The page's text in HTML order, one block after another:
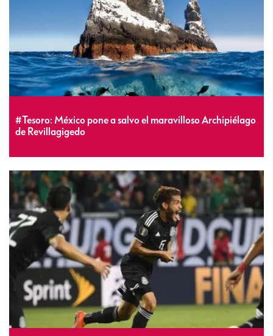
#Tesoro: México pone a salvo el maravilloso Archipiélago
de Revillagigedo